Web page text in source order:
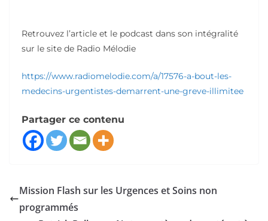
Retrouvez l’article et le podcast dans son intégralité
sur le site de Radio Mélodie
https://www.radiomelodie.com/a/17576-a-bout-les-
medecins-urgentistes-demarrent-une-greve-illimitee
Partager ce contenu
Mission Flash sur les Urgences et Soins non
programmés